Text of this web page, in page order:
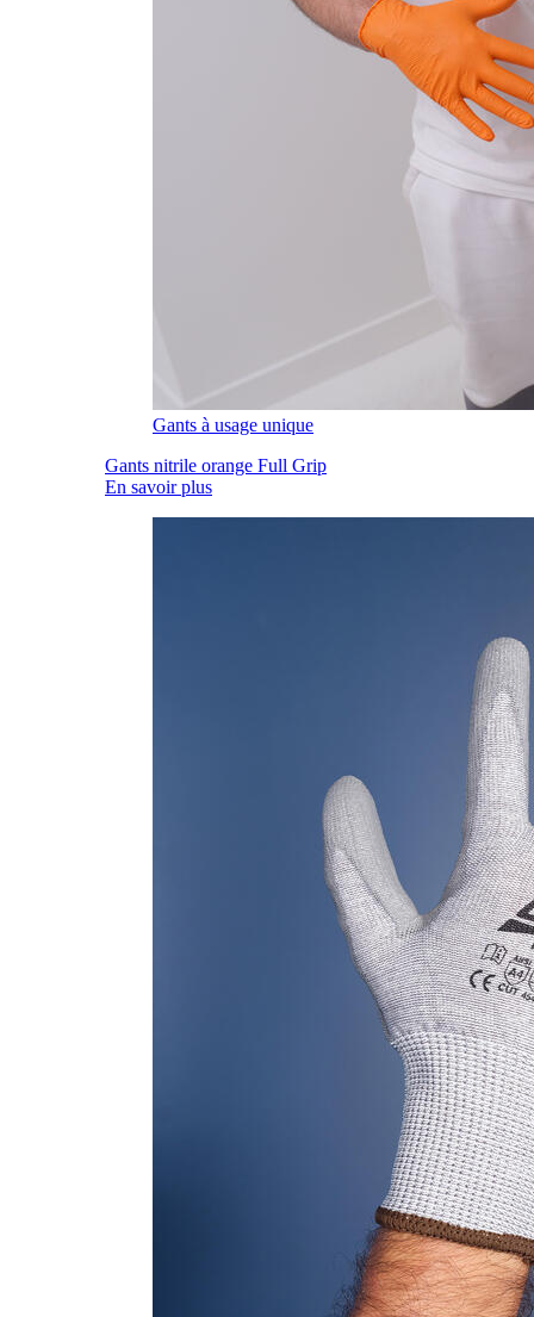
Gants à usage unique
Gants nitrile orange Full Grip
En savoir plus